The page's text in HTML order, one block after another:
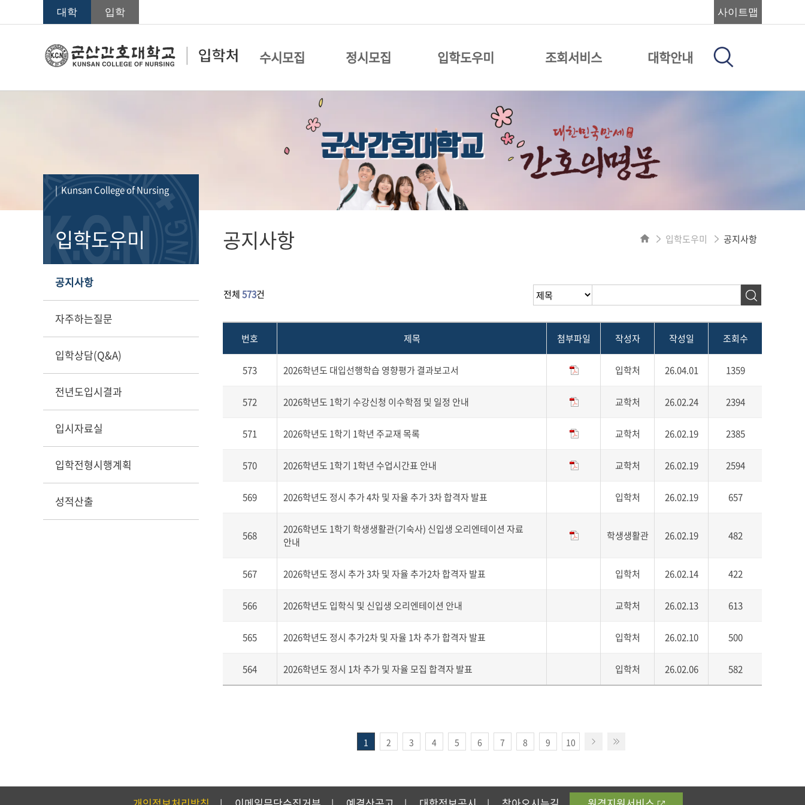
대학 입학 사이트맵
수시모집 정시모집 입학도우미 조회서비스 대학안내
| Kunsan College of Nursing
입학도우미
공지사항
자주하는질문
입학상담(Q&A)
전년도입시결과
입시자료실
입학전형시행계획
성적산출
공지사항 입학도우미 공지사항
전체573건
번호 제목 첨부파일 작성자 작성일 조회수
573 2026학년도 대입선행학습 영향평가 결과보고서 입학처 26.04.01 1359
572 2026학년도 1학기 수강신청 이수학점 및 일정 안내 교학처 26.02.24 2394
571 2026학년도 1학기 1학년 주교재 목록 교학처 26.02.19 2385
570 2026학년도 1학기 1학년 수업시간표 안내 교학처 26.02.19 2594
569 2026학년도 정시 추가 4차 및 자율 추가 3차 합격자 발표 입학처 26.02.19 657
568
2026학년도 1학기 학생생활관(기숙사) 신입생 오리엔테이션 자료
안내
학생생활관 26.02.19 482
567 2026학년도 정시 추가 3차 및 자율 추가2차 합격자 발표 입학처 26.02.14 422
566 2026학년도 입학식 및 신입생 오리엔테이션 안내 교학처 26.02.13 613
565 2026학년도 정시 추가2차 및 자율 1차 추가 합격자 발표 입학처 26.02.10 500
564 2026학년도 정시 1차 추가 및 자율 모집 합격자 발표 입학처 26.02.06 582
1 2 3 4 5 6 7 8 9 10